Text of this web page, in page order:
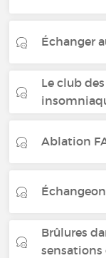
Échanger
Le club
Ablation
Brûlures
sensations